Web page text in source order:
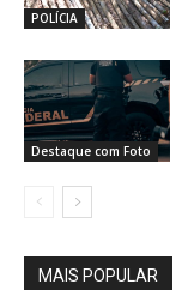
POLÍCIA
Destaque com Foto
MAIS POPULAR